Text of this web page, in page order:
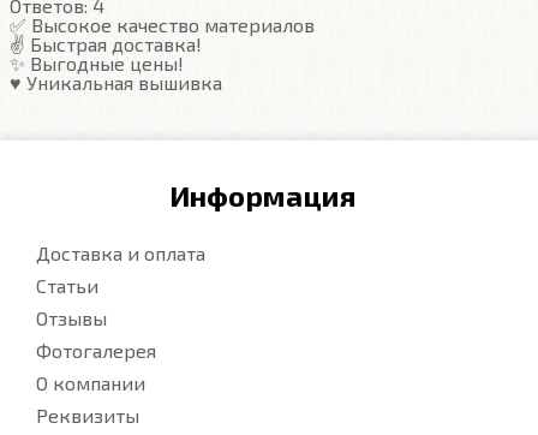
Подробнее
Ответов: 4
✅ Высокое качество материалов
✌️ Быстрая доставка!
✨ Выгодные цены!
♥️ Уникальная вышивка
Информация
Доставка и оплата
Статьи
Отзывы
Фотогалерея
О компании
Реквизиты